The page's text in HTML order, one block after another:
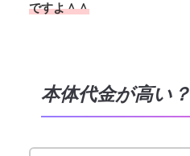
ですよ＾＾
本体代金が高い？